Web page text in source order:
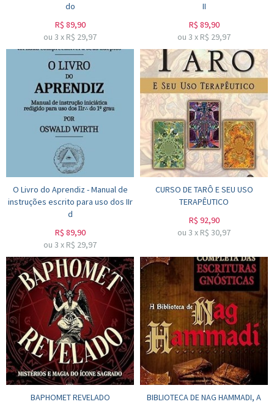
do
R$ 89,90
ou 3 x R$ 29,97
II
R$ 89,90
ou 3 x R$ 29,97
O Livro do Aprendiz - Manual de
instruções escrito para uso dos IIr
d
R$ 89,90
ou 3 x R$ 29,97
CURSO DE TARÔ E SEU USO
TERAPÊUTICO
R$ 92,90
ou 3 x R$ 30,97
BAPHOMET REVELADO BIBLIOTECA DE NAG HAMMADI, A